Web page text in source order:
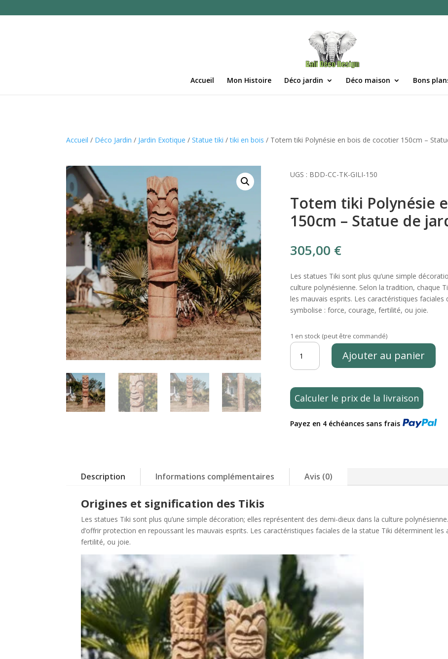
Accueil Mon Histoire Déco jardin Déco maison Bons
Accueil / Déco Jardin / Jardin Exotique /Statue tiki /tiki en bois / Totem tiki Polynésie en bois de cocotier 150cm –
UGS : BDD-CC-TK-GILI-150
Totem tiki Polynésie
150cm – Statue de
305,00 €
Les statues Tiki sont plus qu’une simple
culture polynésienne. Selon la tradition, chaque
les mauvais esprits. Les caractéristiques
symbolise : force, courage, fertilité, ou joie.
1 en stock (peut être commandé)
quantité
Totem
Polynésie
en
de
Statue
Gili
Ajouter au panier
Calculer le prix de la livraison
Payez en 4 échéances sans frais
Description Informations complémentaires Avis (0)
Origines et signification des Tikis
Les statues Tiki sont plus qu’une simple décoration; elles représentent des demi-dieux dans la culture
d’offrir protection en repoussant les mauvais esprits. Les caractéristiques faciales de la statue Tiki déterminent les
fertilité, ou joie.